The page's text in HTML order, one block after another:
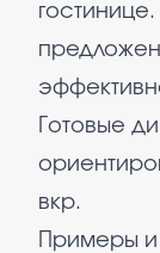
Готовые
вкр.
Примеры